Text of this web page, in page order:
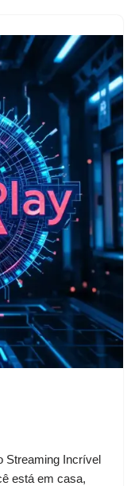
Streaming Incrível
está em casa,